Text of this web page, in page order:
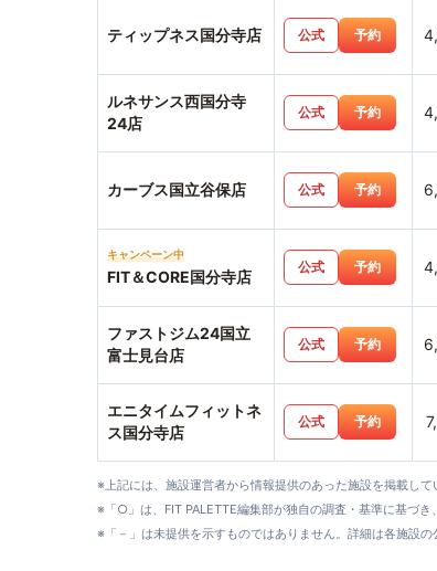
ティップネス国分寺店 公式 予約
ルネサンス西国分寺
24店
公式 予約
カーブス国立谷保店 公式 予約
キャンペーン中
FIT＆CORE国分寺店
公式 予約
ファストジム24国立
富士見台店
公式 予約
エニタイムフィットネ
ス国分寺店
公式 予約
※上記には、施設運営者から情報提供のあった施設を掲載して
※「○」は、FIT PALETTE編集部が独自の調査・基準に基づき
※「－」は未提供を示すものではありません。詳細は各施設の